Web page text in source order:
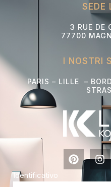
SEDE
3 RUE DE
77700
I NOSTRI
PARIS – LILLE –
Identificativo